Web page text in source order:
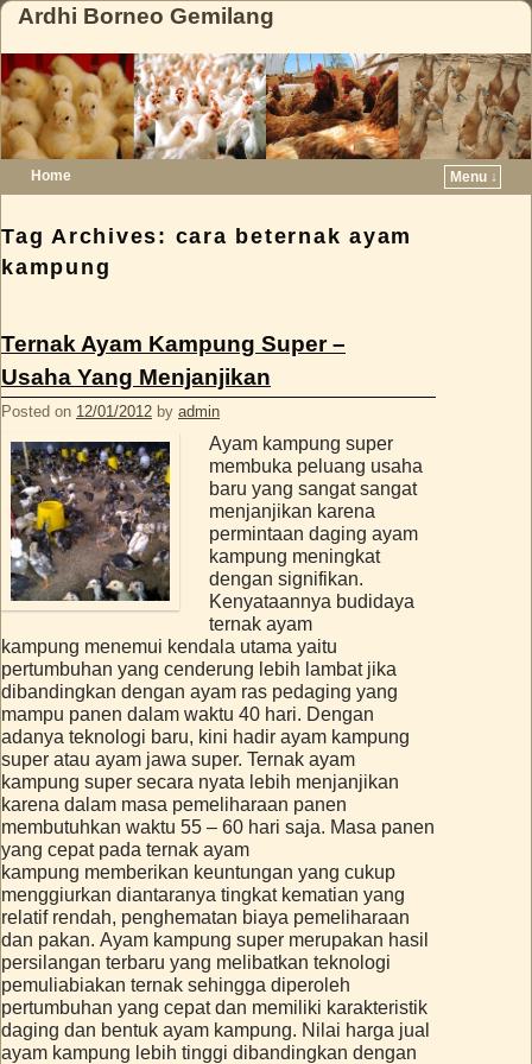
Ardhi Borneo Gemilang
Home
Menu ↓
Tag Archives: cara beternak ayam
kampung
Ternak Ayam Kampung Super –
Usaha Yang Menjanjikan
Posted on 12/01/2012 by admin
Ayam kampung super
membuka peluang usaha
baru yang sangat sangat
menjanjikan karena
permintaan daging ayam
kampung meningkat
dengan signifikan.
Kenyataannya budidaya
ternak ayam
kampung menemui kendala utama yaitu
pertumbuhan yang cenderung lebih lambat jika
dibandingkan dengan ayam ras pedaging yang
mampu panen dalam waktu 40 hari. Dengan
adanya teknologi baru, kini hadir ayam kampung
super atau ayam jawa super. Ternak ayam
kampung super secara nyata lebih menjanjikan
karena dalam masa pemeliharaan panen
membutuhkan waktu 55 – 60 hari saja. Masa panen
yang cepat pada ternak ayam
kampung memberikan keuntungan yang cukup
menggiurkan diantaranya tingkat kematian yang
relatif rendah, penghematan biaya pemeliharaan
dan pakan. Ayam kampung super merupakan hasil
persilangan terbaru yang melibatkan teknologi
pemuliabiakan ternak sehingga diperoleh
pertumbuhan yang cepat dan memiliki karakteristik
daging dan bentuk ayam kampung. Nilai harga jual
ayam kampung lebih tinggi dibandingkan dengan